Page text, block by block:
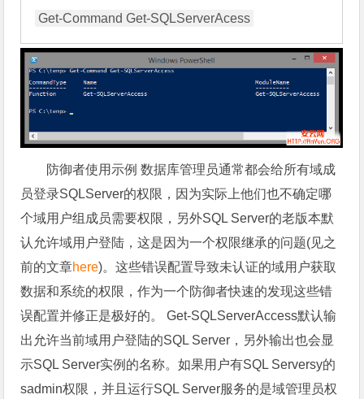
防御者使用示例 数据库管理员通常都会给所有域成
员登录SQLServer的权限，因为实际上他们也不确定哪
个域用户组成员需要权限，另外SQL Server的老版本默
认允许域用户登陆，这是因为一个权限继承的问题(见之
前的文章here)。这些错误配置导致未认证的域用户获取
数据和系统的权限，作为一个防御者快速的发现这些错
误配置并修正是极好的。 Get-SQLServerAccess默认输
出允许当前域用户登陆的SQL Server，另外输出也会显
示SQL Server实例的名称。如果用户有SQL Serversy的
sadmin权限，并且运行SQL Server服务的是域管理员权